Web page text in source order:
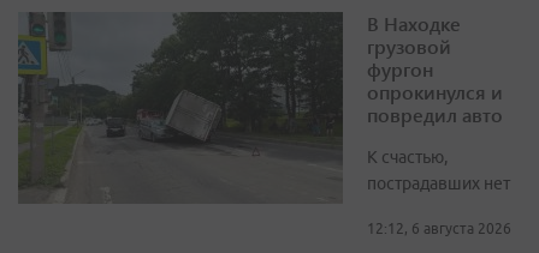
В Находке
грузовой
фургон
опрокинулся и
повредил авто
К счастью,
пострадавших нет
12:12, 6 августа 2026